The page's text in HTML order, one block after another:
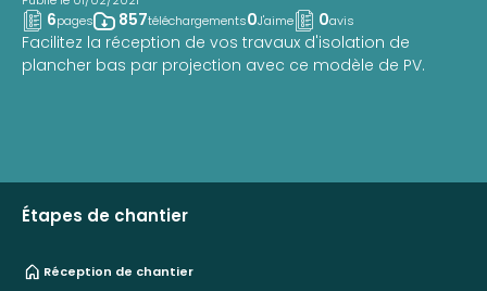
6pages 857téléchargements0J'aime 0avis
Facilitez la réception de vos travaux d'isolation de
plancher bas par projection avec ce modèle de PV.
Étapes de chantier
Réception de chantier